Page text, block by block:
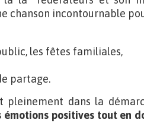
chanson incontournable
les fêtes familiales,
partage.
pleinement dans la
émotions positives tout en